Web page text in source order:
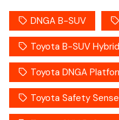
DNGA B-SUV
Toyota B-SUV
Toyota DNGA
Toyota Safety